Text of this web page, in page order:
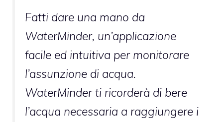
Fatti dare una mano da
WaterMinder, un’applicazione
facile ed intuitiva per monitorare
l’assunzione di acqua.
WaterMinder ti ricorderà di bere
l’acqua necessaria a raggiungere i